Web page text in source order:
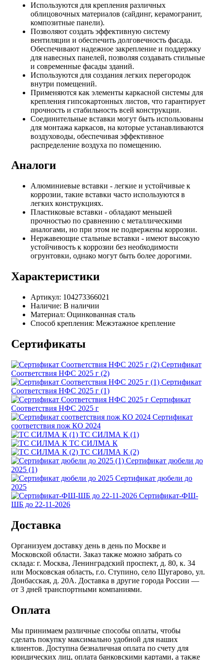
Используются для крепления различных
облицовочных материалов (сайдинг, керамогранит,
композитные панели).
Позволяют создать эффективную систему
вентиляции и обеспечить долговечность фасада.
Обеспечивают надежное закрепление и поддержку
для навесных панелей, позволяя создавать стильные
и современные фасады зданий.
Используются для создания легких перегородок
внутри помещений.
Применяются как элементы каркасной системы для
крепления гипсокартонных листов, что гарантирует
прочность и стабильность всей конструкции.
Соединительные вставки могут быть использованы
для монтажа каркасов, на которые устанавливаются
воздуховоды, обеспечивая эффективное
распределение воздуха по помещению.
Аналоги
Алюминиевые вставки - легкие и устойчивые к
коррозии, такие вставки часто используются в
легких конструкциях.
Пластиковые вставки - обладают меньшей
прочностью по сравнению с металлическими
аналогами, но при этом не подвержены коррозии.
Нержавеющие стальные вставки - имеют высокую
устойчивость к коррозии без необходимости
огрунтовки, однако могут быть более дорогими.
Характеристики
Артикул: 104273366021
Наличие: В наличии
Материал: Оцинкованная сталь
Способ крепления: Межэтажное крепление
Сертификаты
Сертификат
Соответствия НФС 2025 г (2)
Сертификат
Соответствия НФС 2025 г (1)
Сертификат
Соответствия НФС 2025 г
Сертификат
соответствия пож КО 2024
ТС СИЛМА К (1)
ТС СИЛМА К
ТС СИЛМА К (2)
Сертификат дюбели до
2025 (1)
Сертификат дюбели до
2025
Сертификат-ФШ-
ШБ до 22-11-2026
Доставка
Организуем доставку день в день по Москве и
Московской области. Заказ также можно забрать со
склада: г. Москва, Ленинградский проспект, д. 80, к. 34
или Московская область, г.о. Ступино, село Шугарово, ул.
Донбасская, д. 20А. Доставка в другие города России —
от 3 дней транспортными компаниями.
Оплата
Мы принимаем различные способы оплаты, чтобы
сделать покупку максимально удобной для наших
клиентов. Доступна безналичная оплата по счету для
юридических лиц, оплата банковскими картами, а также